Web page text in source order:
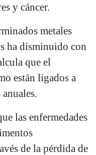
y cáncer.
metales
ha disminuido con
que el
están ligados a
las enfermedades
de la pérdida de